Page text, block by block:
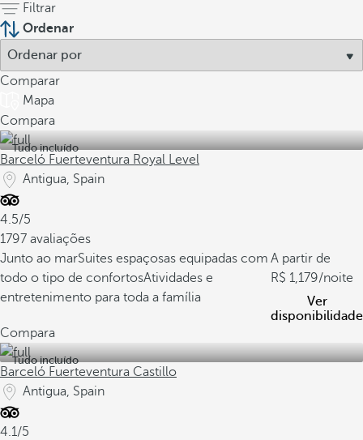
Filtrar
Ordenar
Comparar
Mapa
Compara
Tudo incluído
Barceló Fuerteventura Royal Level
Antigua, Spain
4.5/5
1797 avaliações
Junto ao marSuites espaçosas equipadas com
todo o tipo de confortosAtividades e
entretenimento para toda a família
A partir de
1,179/noite
Ver
disponibilidade
Compara
Tudo incluído
Barceló Fuerteventura Castillo
Antigua, Spain
4.1/5